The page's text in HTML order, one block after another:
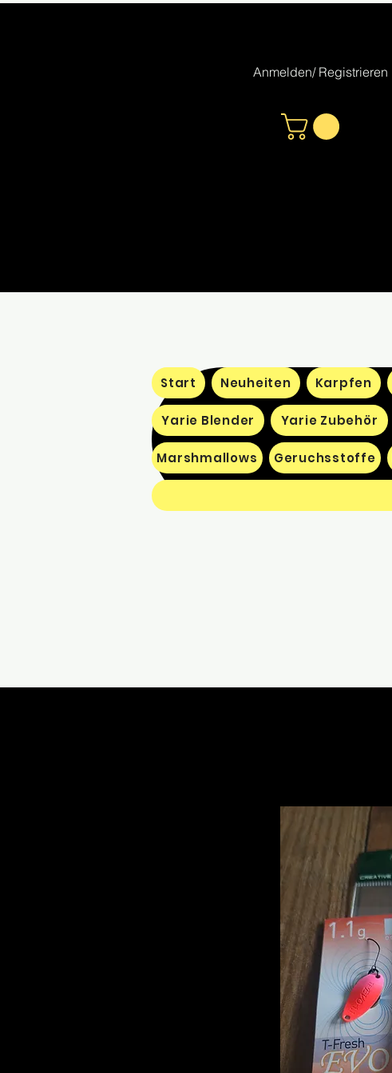
Anmelden/ Registrieren
Start Neuheiten Karpfen
Yarie Blender Yarie Zubehör
Marshmallows Geruchsstoffe